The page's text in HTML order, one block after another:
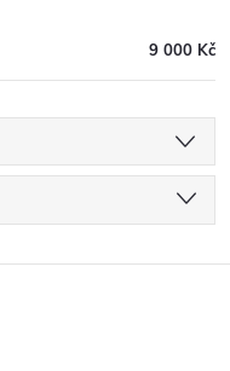
9 000 Kč